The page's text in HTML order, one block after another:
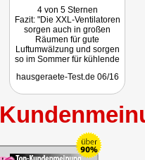
4 von 5 Sternen
Fazit: "Die XXL-Ventilatoren
sorgen auch in großen
Räumen für gute
Luftumwälzung und sorgen
so im Sommer für kühlende
eine bessere
Wärmeverteilung und damit
zeichnen sich durch
einfachste Bedienung und
hausgeraete-Test.de 06/16